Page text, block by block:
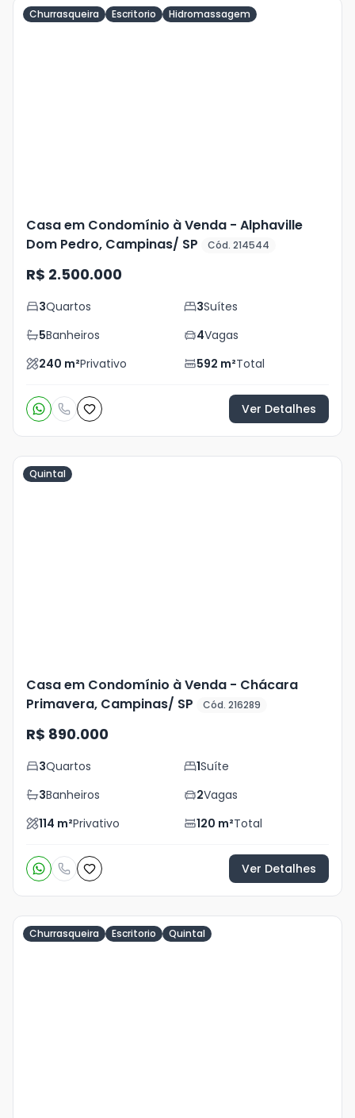
Churrasqueira Escritorio Hidromassagem
Casa em Condomínio à Venda - Alphaville
Dom Pedro, Campinas/ SP
Cód. 214544
R$ 2.500.000
3Quartos 3Suítes
5Banheiros 4Vagas
240 m²Privativo 592 m²Total
Ver Detalhes
Quintal
Casa em Condomínio à Venda - Chácara
Primavera, Campinas/ SP
Cód. 216289
R$ 890.000
3Quartos 1Suíte
3Banheiros 2Vagas
114 m²Privativo 120 m²Total
Ver Detalhes
Churrasqueira Escritorio Quintal